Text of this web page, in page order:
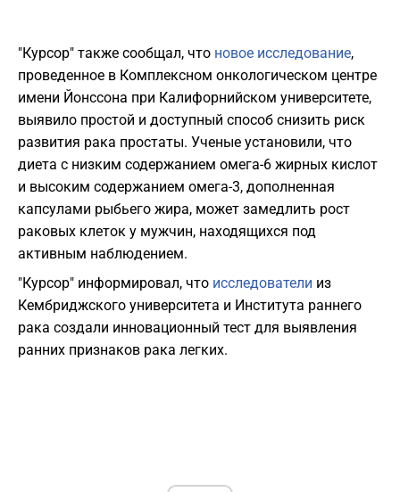
"Курсор" также сообщал, что новое исследование,
проведенное в Комплексном онкологическом центре
имени Йонссона при Калифорнийском университете,
выявило простой и доступный способ снизить риск
развития рака простаты. Ученые установили, что
диета с низким содержанием омега-6 жирных кислот
и высоким содержанием омега-3, дополненная
капсулами рыбьего жира, может замедлить рост
раковых клеток у мужчин, находящихся под
активным наблюдением.
"Курсор" информировал, что исследователи из
Кембриджского университета и Института раннего
рака создали инновационный тест для выявления
ранних признаков рака легких.